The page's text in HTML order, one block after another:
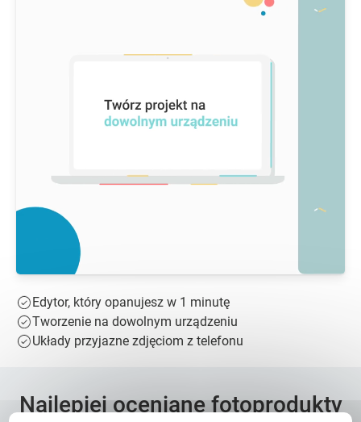
Edytor, który opanujesz w 1 minutę
Tworzenie na dowolnym urządzeniu
Układy przyjazne zdjęciom z telefonu
Najlepiej oceniane fotoprodukty